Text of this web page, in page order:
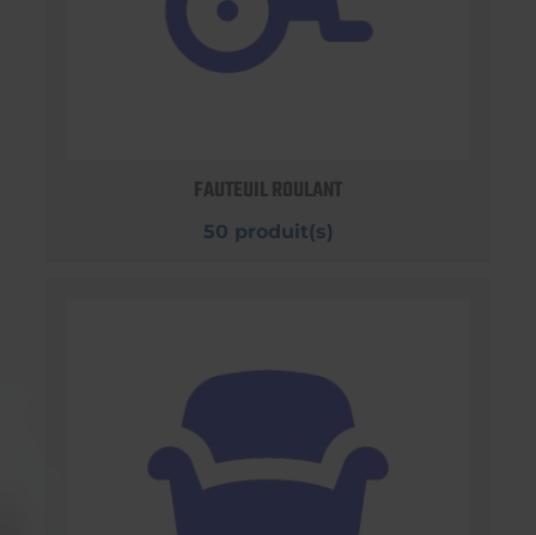
FAUTEUIL ROULANT
50 produit(s)